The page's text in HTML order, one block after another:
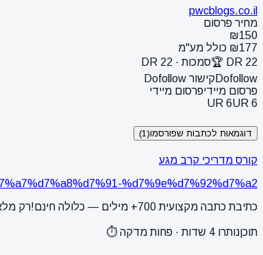
pwcblogs.co.il
מחיר פרסום
₪150
₪177 כולל מע"מ
DR 22 🏆
סמכות · DR 22
Dofollow קישור Dofollow
פרסום מיידיפרסום מיידי
UR 6UR 6
דוגמאות לכתבות שפורסמו(1)
קורס מדריכי קרב מגע
%d7%9e%d7%92%d7%a2/
כתיבת כתבה מקצועית 700+ מילים — כלולה חינם!
רק
תוכןנותרו 4 שדות · פחות מדקה ⏱️